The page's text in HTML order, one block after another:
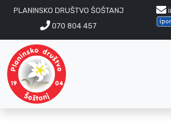
PLANINSKO DRUŠTVO ŠOŠTANJ
070 804 457